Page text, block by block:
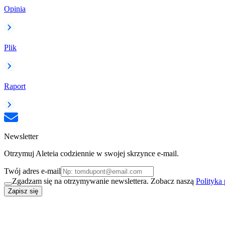
Opinia
Plik
Raport
Newsletter
Otrzymuj Aleteia codziennie w swojej skrzynce e-mail.
Twój adres e-mail
Zgadzam się na otrzymywanie newslettera. Zobacz naszą Polityka
Zapisz się